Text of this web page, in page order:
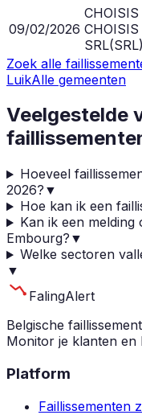
09/02/2026
CHOISIS
CHOISIS
SRL(SRL)
Zoek alle
LuikAlle gemeenten
Veelgestelde
Hoeveel
2026? ▼
Hoe kan ik een
Kan ik een melding
Embourg? ▼
Welke sectoren
▼
FalingAlert
Belgische
Monitor je klanten en
Platform
Faillissementen